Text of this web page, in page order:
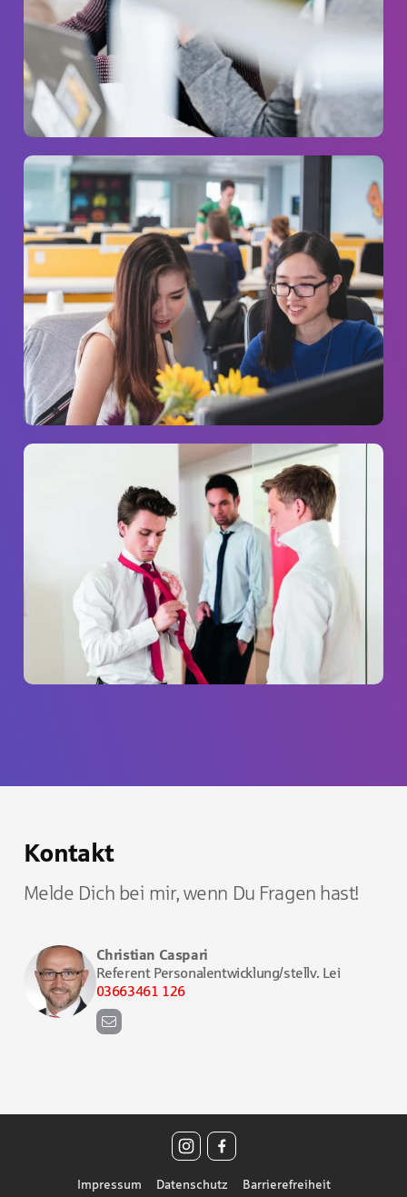
Kontakt
Melde Dich bei mir, wenn Du Fragen hast!
Christian Caspari
Referent Personalentwicklung/stellv. Lei
03663461 126
c
s
a
Impressum Datenschutz Barrierefreiheit